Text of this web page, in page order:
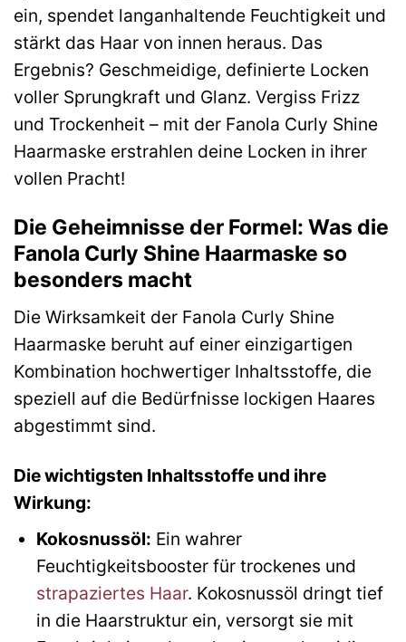
ein, spendet langanhaltende Feuchtigkeit und
stärkt das Haar von innen heraus. Das
Ergebnis? Geschmeidige, definierte Locken
voller Sprungkraft und Glanz. Vergiss Frizz
und Trockenheit – mit der Fanola Curly Shine
Haarmaske erstrahlen deine Locken in ihrer
vollen Pracht!
Die Geheimnisse der Formel: Was die
Fanola Curly Shine Haarmaske so
besonders macht
Die Wirksamkeit der Fanola Curly Shine
Haarmaske beruht auf einer einzigartigen
Kombination hochwertiger Inhaltsstoffe, die
speziell auf die Bedürfnisse lockigen Haares
abgestimmt sind.
Die wichtigsten Inhaltsstoffe und ihre
Wirkung:
Kokosnussöl: Ein wahrer
Feuchtigkeitsbooster für trockenes und
strapaziertes Haar. Kokosnussöl dringt tief
in die Haarstruktur ein, versorgt sie mit